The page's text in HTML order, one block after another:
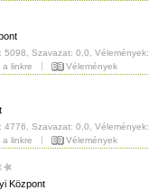
5098, Szavazat: 0,0,
a linkre Vélemények
4776, Szavazat: 0,0,
a linkre Vélemények
Központ